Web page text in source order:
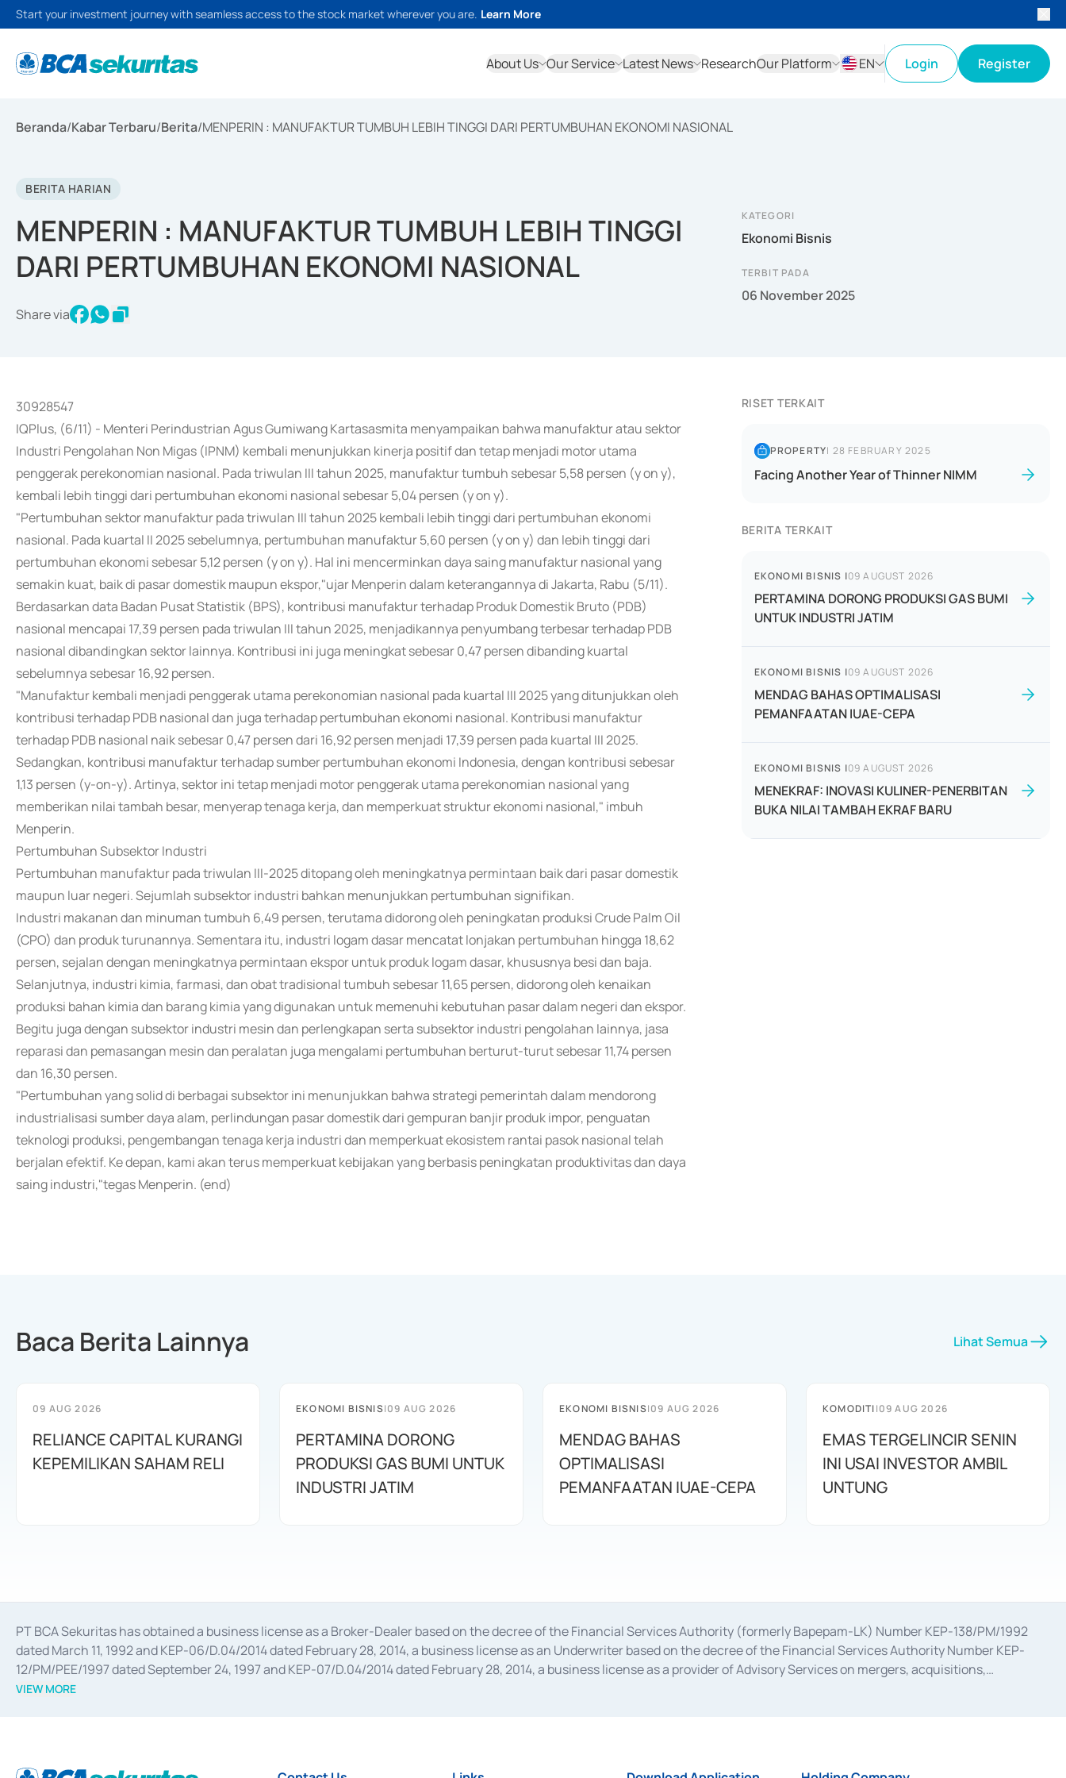
Start your investment journey with seamless access to the stock market wherever you are. Learn More
About Us Our Service Latest News ResearchOur Platform
EN
Login Register
Beranda/Kabar Terbaru/Berita/MENPERIN : MANUFAKTUR TUMBUH LEBIH TINGGI DARI PERTUMBUHAN EKONOMI NASIONAL
BERITA HARIAN
MENPERIN : MANUFAKTUR TUMBUH LEBIH TINGGI
DARI PERTUMBUHAN EKONOMI NASIONAL
Share via
KATEGORI
Ekonomi Bisnis
TERBIT PADA
06 November 2025
30928547
IQPlus, (6/11) - Menteri Perindustrian Agus Gumiwang Kartasasmita menyampaikan bahwa manufaktur atau sektor
Industri Pengolahan Non Migas (IPNM) kembali menunjukkan kinerja positif dan tetap menjadi motor utama
penggerak perekonomian nasional. Pada triwulan III tahun 2025, manufaktur tumbuh sebesar 5,58 persen (y on y),
kembali lebih tinggi dari pertumbuhan ekonomi nasional sebesar 5,04 persen (y on y).
"Pertumbuhan sektor manufaktur pada triwulan III tahun 2025 kembali lebih tinggi dari pertumbuhan ekonomi
nasional. Pada kuartal II 2025 sebelumnya, pertumbuhan manufaktur 5,60 persen (y on y) dan lebih tinggi dari
pertumbuhan ekonomi sebesar 5,12 persen (y on y). Hal ini mencerminkan daya saing manufaktur nasional yang
semakin kuat, baik di pasar domestik maupun ekspor,"ujar Menperin dalam keterangannya di Jakarta, Rabu (5/11).
Berdasarkan data Badan Pusat Statistik (BPS), kontribusi manufaktur terhadap Produk Domestik Bruto (PDB)
nasional mencapai 17,39 persen pada triwulan III tahun 2025, menjadikannya penyumbang terbesar terhadap PDB
nasional dibandingkan sektor lainnya. Kontribusi ini juga meningkat sebesar 0,47 persen dibanding kuartal
sebelumnya sebesar 16,92 persen.
"Manufaktur kembali menjadi penggerak utama perekonomian nasional pada kuartal III 2025 yang ditunjukkan oleh
kontribusi terhadap PDB nasional dan juga terhadap pertumbuhan ekonomi nasional. Kontribusi manufaktur
terhadap PDB nasional naik sebesar 0,47 persen dari 16,92 persen menjadi 17,39 persen pada kuartal III 2025.
Sedangkan, kontribusi manufaktur terhadap sumber pertumbuhan ekonomi Indonesia, dengan kontribusi sebesar
1,13 persen (y-on-y). Artinya, sektor ini tetap menjadi motor penggerak utama perekonomian nasional yang
memberikan nilai tambah besar, menyerap tenaga kerja, dan memperkuat struktur ekonomi nasional," imbuh
Menperin.
Pertumbuhan Subsektor Industri
Pertumbuhan manufaktur pada triwulan III-2025 ditopang oleh meningkatnya permintaan baik dari pasar domestik
maupun luar negeri. Sejumlah subsektor industri bahkan menunjukkan pertumbuhan signifikan.
Industri makanan dan minuman tumbuh 6,49 persen, terutama didorong oleh peningkatan produksi Crude Palm Oil
(CPO) dan produk turunannya. Sementara itu, industri logam dasar mencatat lonjakan pertumbuhan hingga 18,62
persen, sejalan dengan meningkatnya permintaan ekspor untuk produk logam dasar, khususnya besi dan baja.
Selanjutnya, industri kimia, farmasi, dan obat tradisional tumbuh sebesar 11,65 persen, didorong oleh kenaikan
produksi bahan kimia dan barang kimia yang digunakan untuk memenuhi kebutuhan pasar dalam negeri dan ekspor.
Begitu juga dengan subsektor industri mesin dan perlengkapan serta subsektor industri pengolahan lainnya, jasa
reparasi dan pemasangan mesin dan peralatan juga mengalami pertumbuhan berturut-turut sebesar 11,74 persen
dan 16,30 persen.
"Pertumbuhan yang solid di berbagai subsektor ini menunjukkan bahwa strategi pemerintah dalam mendorong
industrialisasi sumber daya alam, perlindungan pasar domestik dari gempuran banjir produk impor, penguatan
teknologi produksi, pengembangan tenaga kerja industri dan memperkuat ekosistem rantai pasok nasional telah
berjalan efektif. Ke depan, kami akan terus memperkuat kebijakan yang berbasis peningkatan produktivitas dan daya
saing industri,"tegas Menperin. (end)
RISET TERKAIT
PROPERTY| 28 FEBRUARY 2025
Facing Another Year of Thinner NIMM
BERITA TERKAIT
EKONOMI BISNIS |09 AUGUST 2026
PERTAMINA DORONG PRODUKSI GAS BUMI
UNTUK INDUSTRI JATIM
EKONOMI BISNIS |09 AUGUST 2026
MENDAG BAHAS OPTIMALISASI
PEMANFAATAN IUAE-CEPA
EKONOMI BISNIS |09 AUGUST 2026
MENEKRAF: INOVASI KULINER-PENERBITAN
BUKA NILAI TAMBAH EKRAF BARU
Baca Berita Lainnya Lihat Semua
09 AUG 2026
RELIANCE CAPITAL KURANGI
KEPEMILIKAN SAHAM RELI
EKONOMI BISNIS|09 AUG 2026
PERTAMINA DORONG
PRODUKSI GAS BUMI UNTUK
INDUSTRI JATIM
EKONOMI BISNIS|09 AUG 2026
MENDAG BAHAS
OPTIMALISASI
PEMANFAATAN IUAE-CEPA
KOMODITI|09 AUG 2026
EMAS TERGELINCIR SENIN
INI USAI INVESTOR AMBIL
UNTUNG
PT BCA Sekuritas has obtained a business license as a Broker-Dealer based on the decree of the Financial Services Authority (formerly Bapepam-LK) Number KEP-138/PM/1992
dated March 11, 1992 and KEP-06/D.04/2014 dated February 28, 2014, a business license as an Underwriter based on the decree of the Financial Services Authority Number KEP-
12/PM/PEE/1997 dated September 24, 1997 and KEP-07/D.04/2014 dated February 28, 2014, a business license as a provider of Advisory Services on mergers, acquisitions,
divestments, and joint ventures based on the decree of the Financial Services Authority Number S-67/PM.21/2014 dated February 28, 2014, a business license as a provider of
Settlement of Commercial Paper Transactions whose license was issued in 2018.
VIEW MORE